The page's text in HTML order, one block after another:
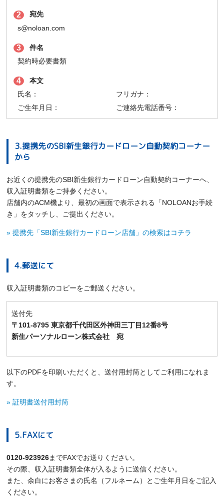
2
宛先
s@noloan.com
3
件名
契約時必要書類
4
本文
氏名：
フリガナ：
ご生年月日：
ご連絡先電話番号：
3.提携先のSBI新生銀行カードローン自動契約コーナー
から
お近くの提携先のSBI新生銀行カードローン自動契約コーナーへ、
収入証明書類をご持参ください。
店舗内のACM機より、最初の画面で表示される「NOLOANお手続
き」をタッチし、ご提出ください。
» 提携先「SBI新生銀行カードローン店舗」の検索はコチラ
4.郵送にて
収入証明書類のコピーをご郵送ください。
送付先
〒101-8795 東京都千代田区外神田三丁目12番8号
新生パーソナルローン株式会社 宛
以下のPDFを印刷いただくと、送付用封筒としてご利用になれま
す。
» 証明書送付用封筒
5.FAXにて
0120-923926までFAXでお送りください。
その際、 収入証明書類全体が入るように送信ください。
また、余白にお客さまの氏名（フルネーム）とご生年月日をご記入
ください。